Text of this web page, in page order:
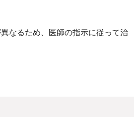
なるため、医師の指示に従って治